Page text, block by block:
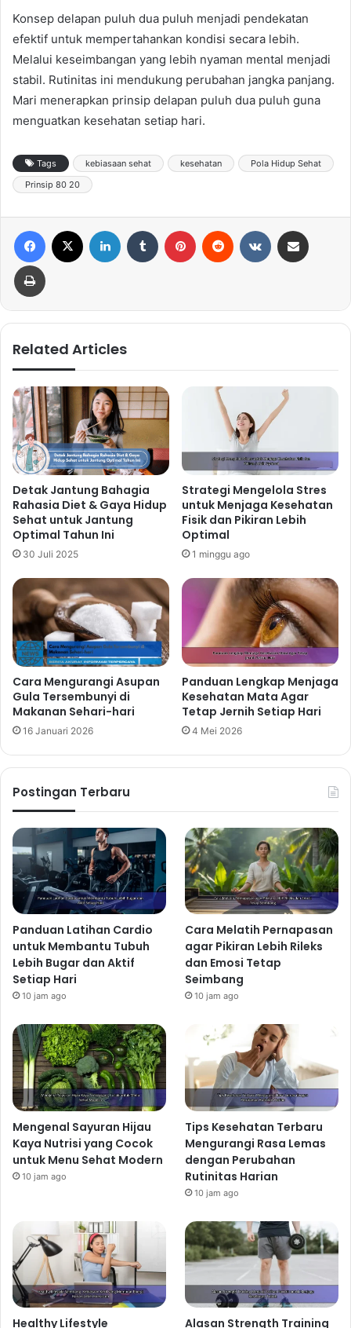
Konsep delapan puluh dua puluh menjadi pendekatan
efektif untuk mempertahankan kondisi secara lebih.
Melalui keseimbangan yang lebih nyaman mental menjadi
stabil. Rutinitas ini mendukung perubahan jangka panjang.
Mari menerapkan prinsip delapan puluh dua puluh guna
menguatkan kesehatan setiap hari.
Tags kebiasaan sehat kesehatan
Pola Hidup Sehat
Prinsip 80 20
Related Articles
Detak Jantung Bahagia
Rahasia Diet & Gaya Hidup
Sehat untuk Jantung
Optimal Tahun Ini
30 Juli 2025
Strategi Mengelola Stres
untuk Menjaga Kesehatan
Fisik dan Pikiran Lebih
Optimal
1 minggu ago
Cara Mengurangi Asupan
Gula Tersembunyi di
Makanan Sehari-hari
16 Januari 2026
Panduan Lengkap Menjaga
Kesehatan Mata Agar
Tetap Jernih Setiap Hari
4 Mei 2026
Postingan Terbaru
Panduan Latihan Cardio
untuk Membantu Tubuh
Lebih Bugar dan Aktif
Setiap Hari
10 jam ago
Cara Melatih Pernapasan
agar Pikiran Lebih Rileks
dan Emosi Tetap
Seimbang
10 jam ago
Mengenal Sayuran Hijau
Kaya Nutrisi yang Cocok
untuk Menu Sehat Modern
10 jam ago
Tips Kesehatan Terbaru
Mengurangi Rasa Lemas
dengan Perubahan
Rutinitas Harian
10 jam ago
Healthy Lifestyle Alasan Strength Training